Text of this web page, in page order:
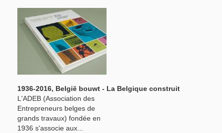
1936-2016, België bouwt - La Belgique construit
L'ADEB (Association des
Entrepreneurs belges de
grands travaux) fondée en
1936 s'associe aux...